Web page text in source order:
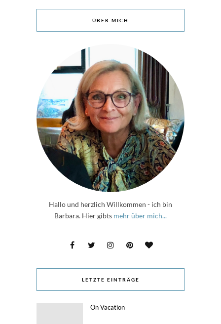
ÜBER MICH
Hallo und herzlich Willkommen - ich bin
Barbara. Hier gibts mehr über mich...
LETZTE EINTRÄGE
On Vacation